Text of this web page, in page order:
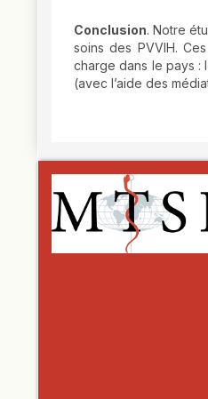
Conclusion. Notre
soins des PVVIH.
charge dans le pays :
(avec l’aide des